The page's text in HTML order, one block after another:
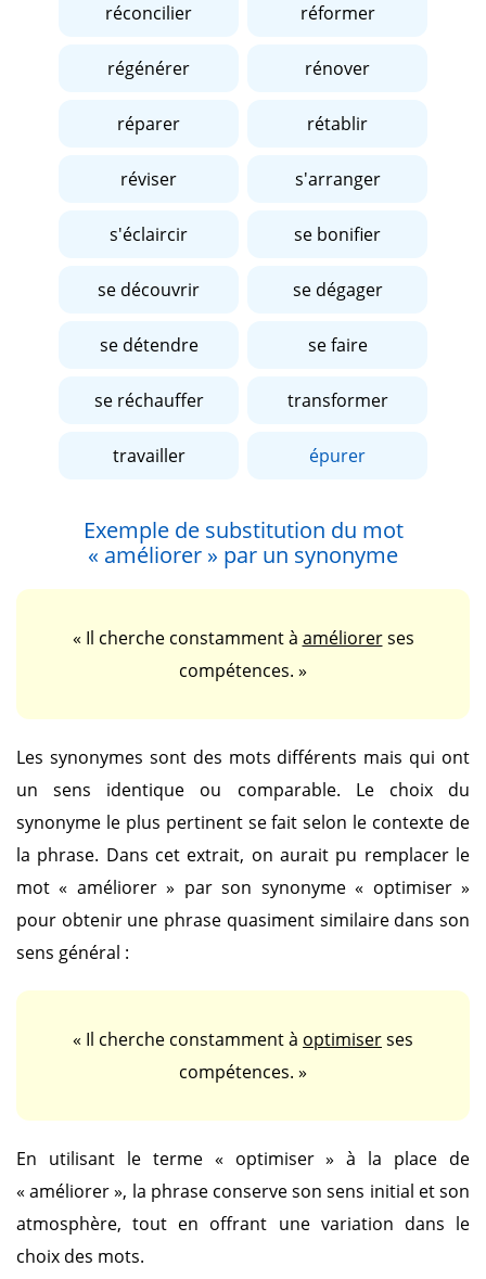
réconcilier réformer
régénérer rénover
réparer rétablir
réviser s'arranger
s'éclaircir se bonifier
se découvrir se dégager
se détendre se faire
se réchauffer transformer
travailler épurer
Exemple de substitution du mot
« améliorer » par un synonyme
« Il cherche constamment à améliorerses
compétences. »
Les synonymes sont des mots différents mais qui ont
un sens identique ou comparable. Le choix du
synonyme le plus pertinent se fait selon le contexte de
la phrase. Dans cet extrait, on aurait pu remplacer le
mot« améliorer » par son synonyme« optimiser »
pour obtenir une phrase quasiment similaire dans son
sens général :
« Il cherche constamment à optimiserses
compétences. »
En utilisant le terme « optimiser » à la place de
« améliorer », la phrase conserve son sens initial et son
atmosphère, tout en offrant une variation dans le
choix des mots.